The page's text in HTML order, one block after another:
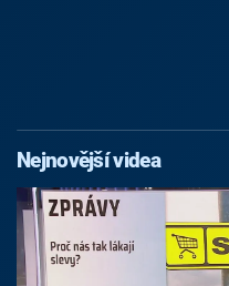
Nejnovější videa